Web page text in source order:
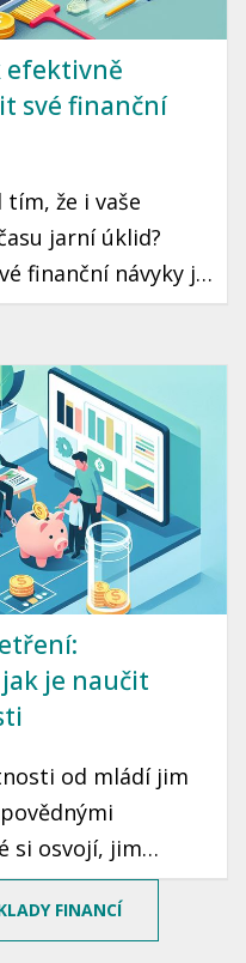
efektivně
své finanční
že i vaše
jarní úklid?
finanční návyky je
finanční
je naučit
od mládí jim
si osvojí, jim
Prozradíme vám,
peněz pomocí
FINANCÍ